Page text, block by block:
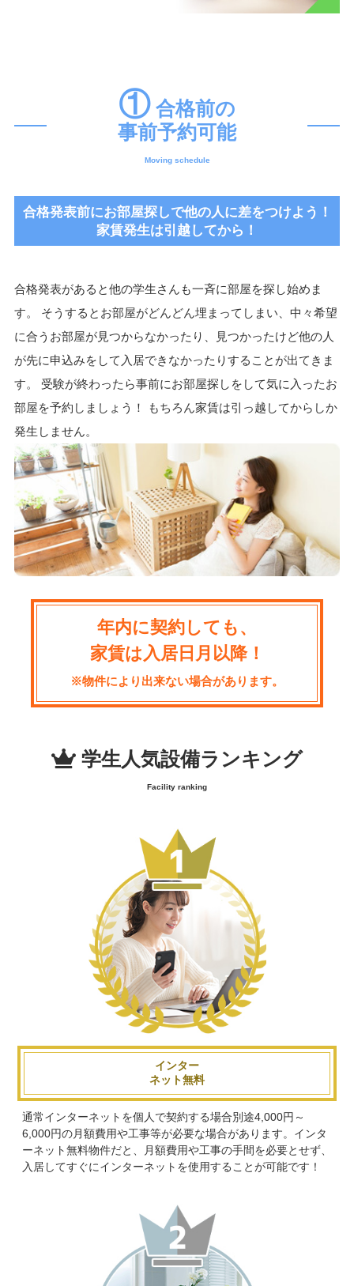
①合格前の
事前予約可能
Moving schedule
合格発表前にお部屋探しで他の人に差をつけよう！
家賃発生は引越してから！
合格発表があると他の学生さんも一斉に部屋を探し始めま
す。 そうするとお部屋がどんどん埋まってしまい、中々希望
に合うお部屋が見つからなかったり、見つかったけど他の人
が先に申込みをして入居できなかったりすることが出てきま
す。 受験が終わったら事前にお部屋探しをして気に入ったお
部屋を予約しましょう！ もちろん家賃は引っ越してからしか
発生しません。
年内に契約しても、
家賃は入居日月以降！
※物件により出来ない場合があります。
学生人気設備ランキング
Facility ranking
インター
ネット無料
通常インターネットを個人で契約する場合別途4,000円～
6,000円の月額費用や工事等が必要な場合があります。インタ
ーネット無料物件だと、月額費用や工事の手間を必要とせず、
入居してすぐにインターネットを使用することが可能です！